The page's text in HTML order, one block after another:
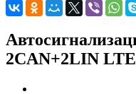
2CAN+2LIN